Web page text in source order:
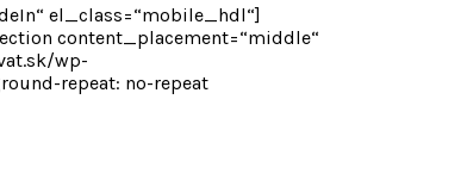
el_class=“mobile_hdl“]
content_placement=“middle“
wp-
repeat: no-repeat